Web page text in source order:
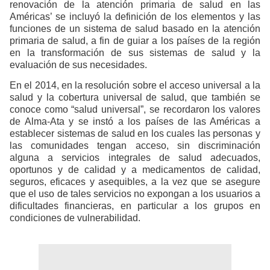
renovación de la atención primaria de salud en las
Américas’ se incluyó la definición de los elementos y las
funciones de un sistema de salud basado en la atención
primaria de salud, a fin de guiar a los países de la región
en la transformación de sus sistemas de salud y la
evaluación de sus necesidades.
En el 2014, en la resolución sobre el acceso universal a la
salud y la cobertura universal de salud, que también se
conoce como “salud universal”, se recordaron los valores
de Alma-Ata y se instó a los países de las Américas a
establecer sistemas de salud en los cuales las personas y
las comunidades tengan acceso, sin discriminación
alguna a servicios integrales de salud adecuados,
oportunos y de calidad y a medicamentos de calidad,
seguros, eficaces y asequibles, a la vez que se asegure
que el uso de tales servicios no expongan a los usuarios a
dificultades financieras, en particular a los grupos en
condiciones de vulnerabilidad.